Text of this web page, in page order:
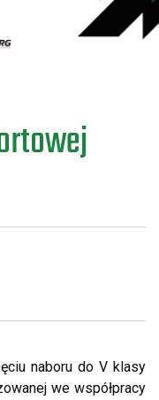
naboru do V klasy
we współpracy